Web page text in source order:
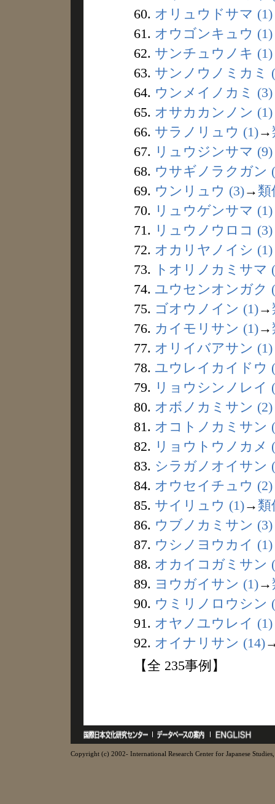
60. オリュウドサマ (1)
61. オウゴンキュウ (1)
62. サンチュウノキ (1)
63. サンノウノミカミ
64. ウンメイノカミ (3)
65. オサカカンノン (1)
66. サラノリュウ (1)→
67. リュウジンサマ (9)
68. ウサギノラクガン
69. ウンリュウ (3)→ 類
70. リュウゲンサマ (1)
71. リュウノウロコ (3)
72. オカリヤノイシ (1)
73.
トオリノカミサマ
74. ユウセンオンガク
75. ゴオウノイン (1)→
76. カイモリサン (1)→
77. オリイバアサン (1)
78. ユウレイカイドウ
79. リョウシンノレイ
80. オボノカミサン (2)
81. オコトノカミサン
82. リョウトウノカメ
83. シラガノオイサン
84. オウセイチュウ (2)
85. サイリュウ (1)→ 類
86. ウブノカミサン (3)
87. ウシノヨウカイ (1)
88. オカイコガミサン
89. ヨウガイサン (1)→
90. ウミリノロウシン
91. オヤノユウレイ (1)
92. オイナリサン (14)
【全 235事例】
Copyright (c) 2002- International Research Center for Japanese